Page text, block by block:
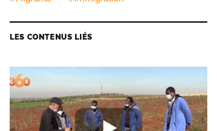
LES CONTENUS LIÉS